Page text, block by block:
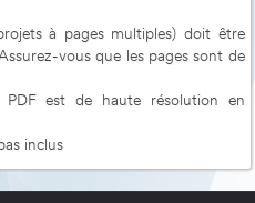
à pages multiples) doit être
vous que les pages sont de
est de haute résolution en
inclus